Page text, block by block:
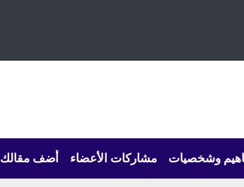
وشخصيات مشاركات الأعضاء أضف مقالك